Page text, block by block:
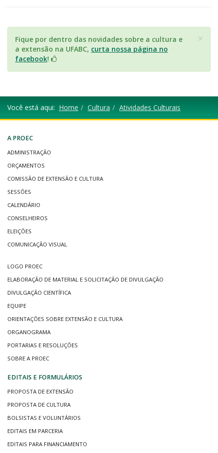
×
Fique por dentro das novidades sobre a cultura e
a extensão na UFABC, curta nossa página no
facebook!
Você está aqui: Home Cultura Atividades Culturais
A PROEC
ADMINISTRAÇÃO
ORÇAMENTOS
COMISSÃO DE EXTENSÃO E CULTURA
SESSÕES
CALENDÁRIO
CONSELHEIROS
ELEIÇÕES
COMUNICAÇÃO VISUAL
LOGO PROEC
ELABORAÇÃO DE MATERIAL E SOLICITAÇÃO DE DIVULGAÇÃO
DIVULGAÇÃO CIENTÍFICA
EQUIPE
ORIENTAÇÕES SOBRE EXTENSÃO E CULTURA
ORGANOGRAMA
PORTARIAS E RESOLUÇÕES
SOBRE A PROEC
EDITAIS E FORMULÁRIOS
PROPOSTA DE EXTENSÃO
PROPOSTA DE CULTURA
BOLSISTAS E VOLUNTÁRIOS
EDITAIS EM PARCERIA
EDITAIS PARA FINANCIAMENTO